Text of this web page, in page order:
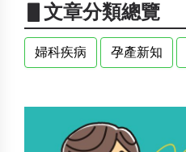
▋文章分類總覽
婦科疾病 孕產新知